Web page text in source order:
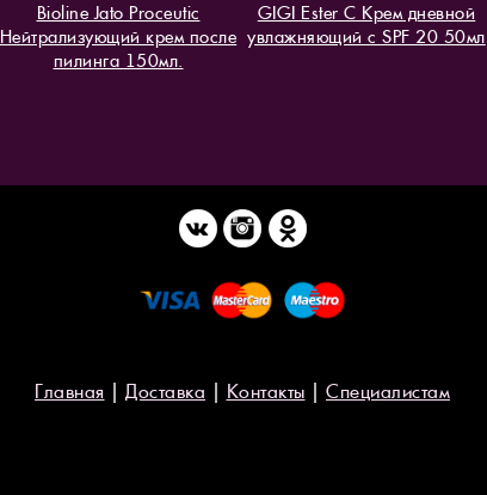
Bioline Jato Proceutic
Нейтрализующий крем после
пилинга 150мл.
GIGI Ester C Крем дневной
увлажняющий с SPF 20 50мл
Главная | Доставка | Контакты | Специалистам